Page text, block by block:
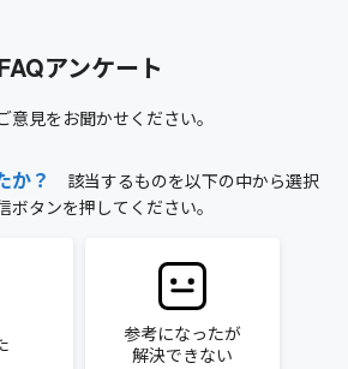
アンケート
意見をお聞かせください。
か？
該当するものを以下の中から選択
ボタンを押してください。
参考になったが
解決できない